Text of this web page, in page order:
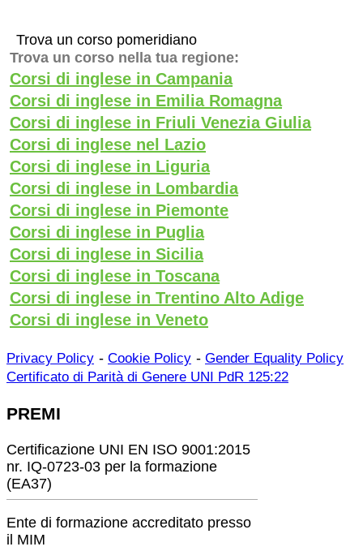
Trova un corso pomeridiano
Trova un corso nella tua regione:
Corsi di inglese in Campania
Corsi di inglese in Emilia Romagna
Corsi di inglese in Friuli Venezia Giulia
Corsi di inglese nel Lazio
Corsi di inglese in Liguria
Corsi di inglese in Lombardia
Corsi di inglese in Piemonte
Corsi di inglese in Puglia
Corsi di inglese in Sicilia
Corsi di inglese in Toscana
Corsi di inglese in Trentino Alto Adige
Corsi di inglese in Veneto
Privacy Policy - Cookie Policy - Gender Equality Policy
Certificato di Parità di Genere UNI PdR 125:22
PREMI
Certificazione UNI EN ISO 9001:2015
nr. IQ-0723-03 per la formazione
(EA37)
Ente di formazione accreditato presso
il MIM